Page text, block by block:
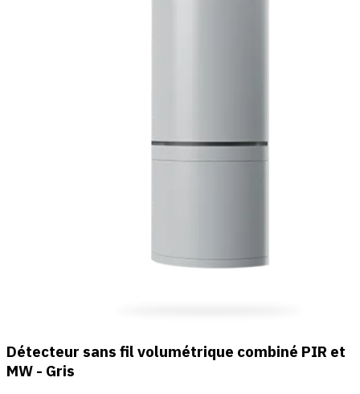
Détecteur sans fil volumétrique combiné PIR et
MW - Gris